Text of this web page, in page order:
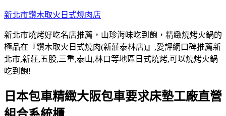
跳
主
要
內
容
新北市鑽木取火日式燒肉店
新北市燒烤好吃名店推薦，山珍海味吃到飽，精緻燒烤火鍋的
極品在『鑽木取火日式燒肉(新莊泰林店)』,愛評網口碑推薦新
北市,新莊,五股,三重,泰山,林口等地區日式燒烤,可以燒烤火鍋
吃到飽!
日本包車精緻大阪包車要求床墊工廠直營